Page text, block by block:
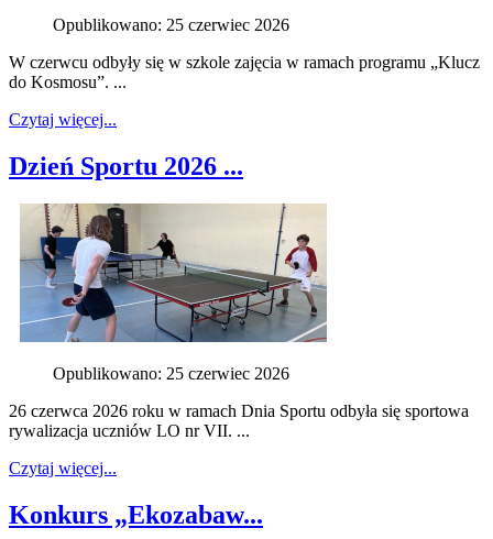
Opublikowano: 25 czerwiec 2026
W czerwcu odbyły się w szkole zajęcia w ramach programu „Klucz
do Kosmosu”. ...
Czytaj więcej...
Dzień Sportu 2026 ...
Opublikowano: 25 czerwiec 2026
26 czerwca 2026 roku w ramach Dnia Sportu odbyła się sportowa
rywalizacja uczniów LO nr VII. ...
Czytaj więcej...
Konkurs „Ekozabaw...